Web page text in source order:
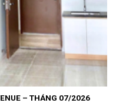
– THÁNG 07/2026